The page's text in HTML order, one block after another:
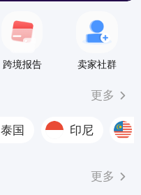
跨境报告 卖家社群
更多
泰国 印尼
更多